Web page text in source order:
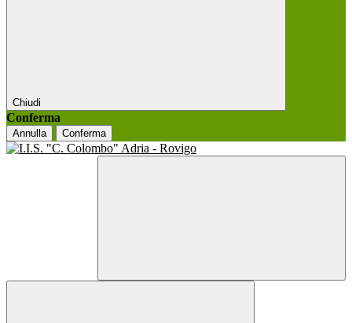
Chiudi
Conferma
Annulla Conferma